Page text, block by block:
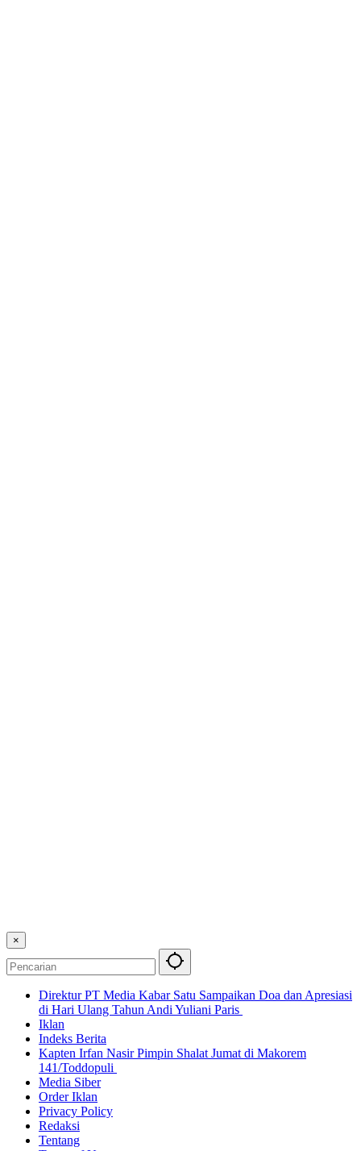
×
Direktur PT Media Kabar Satu Sampaikan Doa dan Apresiasi
di Hari Ulang Tahun Andi Yuliani Paris
Iklan
Indeks Berita
Kapten Irfan Nasir Pimpin Shalat Jumat di Makorem
141/Toddopuli
Media Siber
Order Iklan
Privacy Policy
Redaksi
Tentang